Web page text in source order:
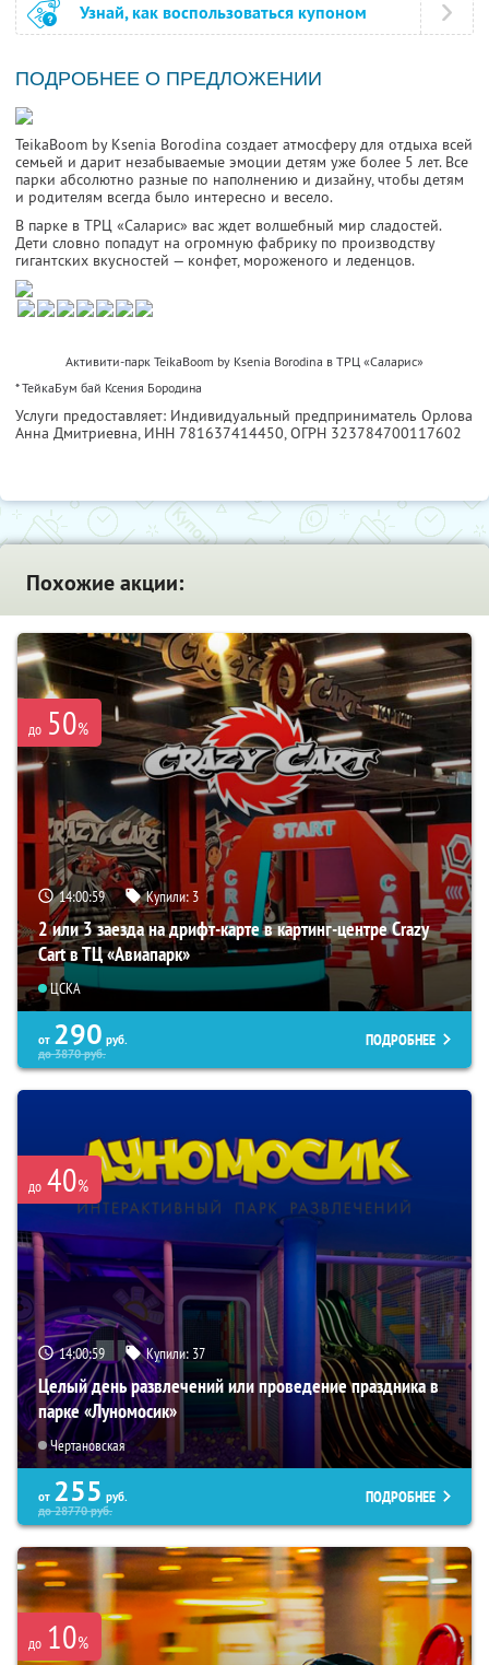
Узнай, как воспользоваться купоном
ПОДРОБНЕЕ О ПРЕДЛОЖЕНИИ
TeikaBoom by Ksenia Borodina создает атмосферу для отдыха всей
семьей и дарит незабываемые эмоции детям уже более 5 лет. Все
парки абсолютно разные по наполнению и дизайну, чтобы детям
и родителям всегда было интересно и весело.
В парке в ТРЦ «Саларис» вас ждет волшебный мир сладостей.
Дети словно попадут на огромную фабрику по производству
гигантских вкусностей — конфет, мороженого и леденцов.
Активити-парк TeikaBoom by Ksenia Borodina в ТРЦ «Саларис»
* ТейкаБум бай Ксения Бородина
Услуги предоставляет: Индивидуальный предприниматель Орлова
Анна Дмитриевна, ИНН 781637414450, ОГРН 323784700117602
Похожие акции:
до 50%
14:00:57 Купили: 3
2 или 3 заезда на дрифт-карте в картинг-центре Crazy
Cart в ТЦ «Авиапарк»
ЦСКА
от 290 руб.
до3870руб.
ПОДРОБНЕЕ
до 40%
14:00:57 Купили: 37
Целый день развлечений или проведение праздника в
парке «Луномосик»
Чертановская
от 255 руб.
до28770руб.
ПОДРОБНЕЕ
до 10%